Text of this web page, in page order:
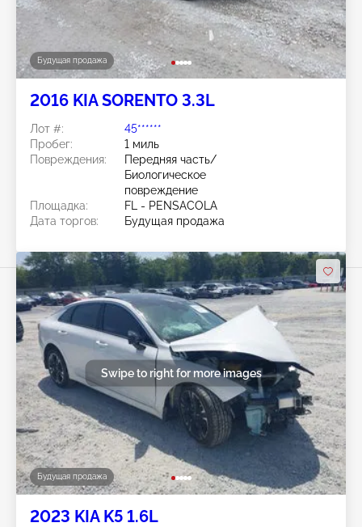
Будущая продажа
2016 KIA SORENTO 3.3L
Лот #:
45******
Пробег:
1 миль
Повреждения:
Передняя часть/
Биологическое
повреждение
Площадка:
FL - PENSACOLA
Дата торгов:
Будущая продажа
Будущая продажа
Swipe to right for more images
2023 KIA K5 1.6L